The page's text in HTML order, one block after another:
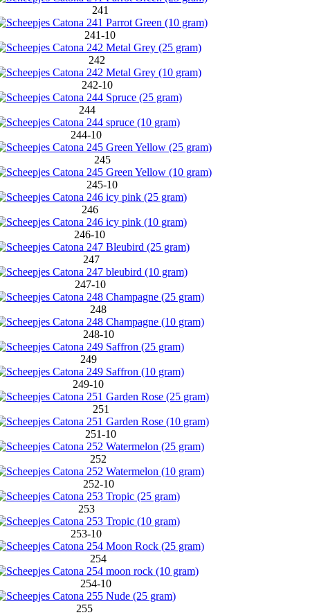
241
241-10
242
242-10
244
244-10
245
245-10
246
246-10
247
247-10
248
248-10
249
249-10
251
251-10
252
252-10
253
253-10
254
254-10
255